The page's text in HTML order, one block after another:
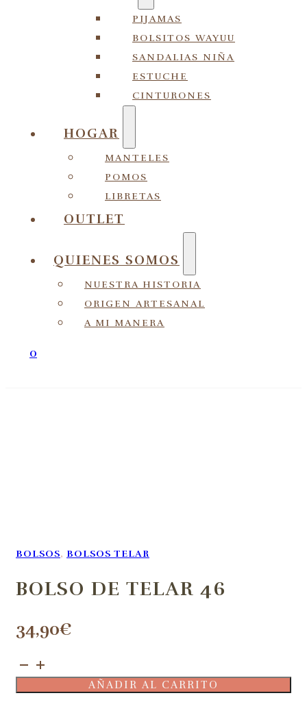
PIJAMAS
BOLSITOS WAYUU
SANDALIAS NIÑA
ESTUCHE
CINTURONES
HOGAR
MANTELES
POMOS
LIBRETAS
OUTLET
QUIENES SOMOS
NUESTRA HISTORIA
ORIGEN ARTESANAL
A MI MANERA
0
BOLSOS, BOLSOS TELAR
BOLSO DE TELAR 46
34,90€
Bolso
de
telar
AÑADIR AL CARRITO